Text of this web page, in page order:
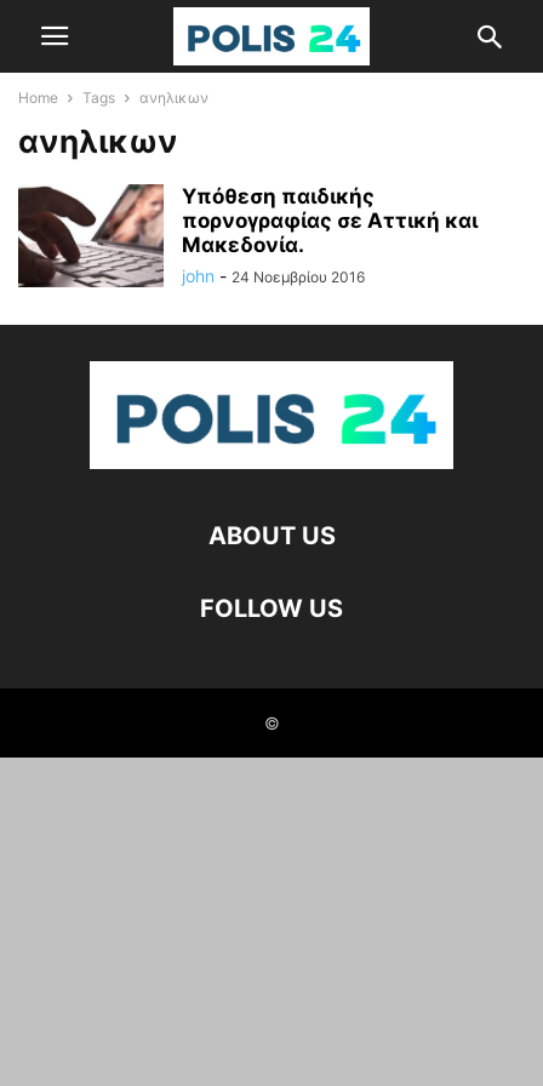
Home Tags ανηλικων
ανηλικων
Υπόθεση παιδικής
πορνογραφίας σε Αττική και
Μακεδονία.
john - 24 Νοεμβρίου 2016
ABOUT US
FOLLOW US
©